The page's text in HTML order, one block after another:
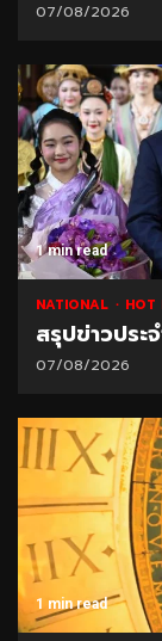
07/08/2026
1 min read
NATIONAL HOT
สรุปข่าวปร
07/08/2026
1 min read